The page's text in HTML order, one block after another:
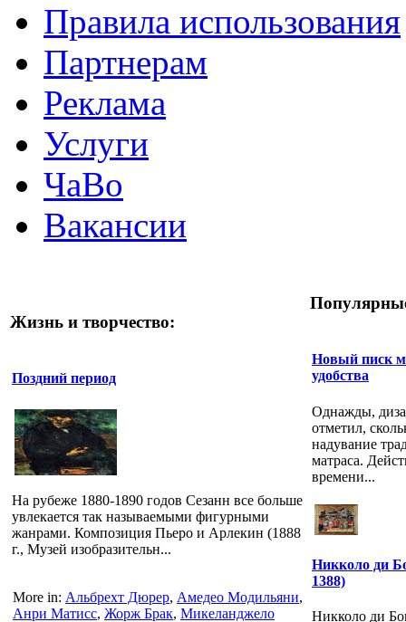
Правила использования
Партнерам
Реклама
Услуги
ЧаВо
Вакансии
Жизнь и творчество:
Поздний период
На рубеже 1880-1890 годов Сезанн все больше
увлекается так называемыми фигурными
жанрами. Композиция Пьеро и Арлекин (1888
г., Музей изобразительн...
More in: Альбрехт Дюрер, Амедео Модильяни,
Анри Матисс, Жорж Брак, Микеланджело
Новый писк
удобства
Однажды,
отметил,
надувание
матраса.
времени...
Никколо ди
1388)
Никколо ди